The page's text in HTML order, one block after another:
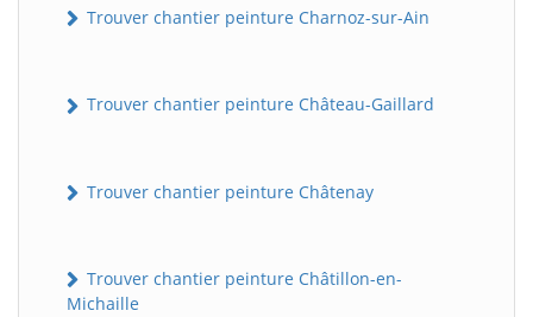
Trouver chantier peinture Charnoz-sur-Ain
Trouver chantier peinture Château-Gaillard
Trouver chantier peinture Châtenay
Trouver chantier peinture Châtillon-en-
Michaille